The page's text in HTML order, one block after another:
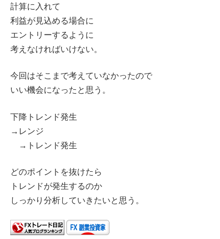
計算に入れて
利益が見込める場合に
エントリーするように
考えなければいけない。
今回はそこまで考えていなかったので
いい機会になったと思う。
下降トレンド発生
→レンジ
→トレンド発生
どのポイントを抜けたら
トレンドが発生するのか
しっかり分析していきたいと思う。